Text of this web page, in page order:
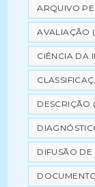
ARQUIVO
AVALIAÇÃO
CIÊNCIA DA
DESCRIÇÃO
DIFUSÃO DE